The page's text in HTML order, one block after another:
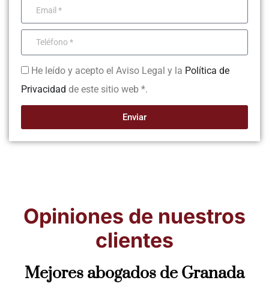
He leído y acepto el Aviso Legal y la Política de
Privacidad de este sitio web *.
Enviar
Opiniones de nuestros
clientes
Mejores abogados de Granada